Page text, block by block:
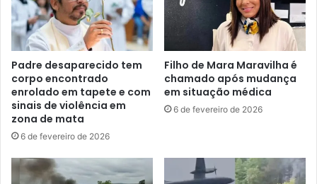
Padre desaparecido tem
corpo encontrado
enrolado em tapete e com
sinais de violência em
zona de mata
6 de fevereiro de 2026
Filho de Mara Maravilha é
chamado após mudança
em situação médica
6 de fevereiro de 2026